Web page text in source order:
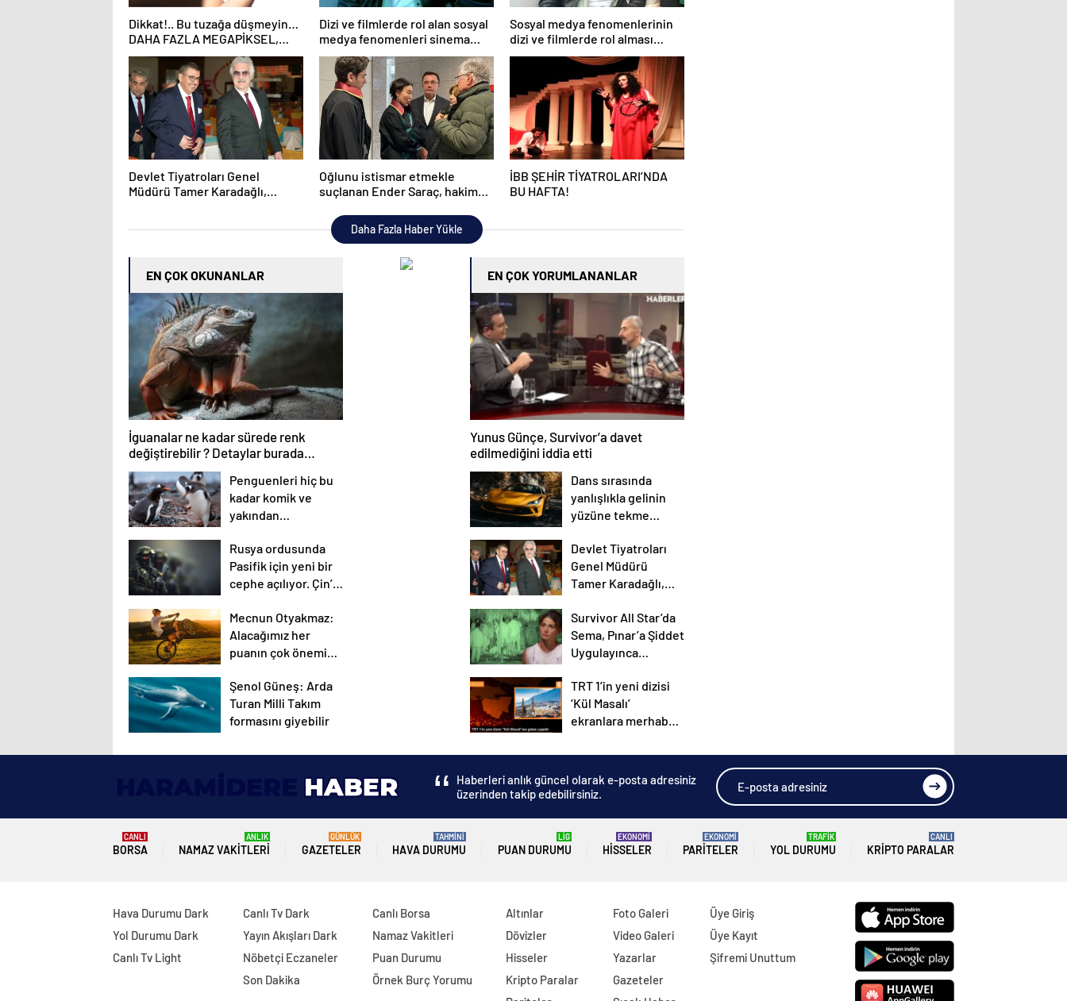
Dikkat!.. Bu tuzağa düşmeyin…
DAHA FAZLA MEGAPİKSEL,
DAHA İYİ GÖRÜNTÜ MÜ
DEMEK?..
Dizi ve filmlerde rol alan sosyal
medya fenomenleri sinema
sektöründe kaliteyi düşürüyor
Sosyal medya fenomenlerinin
dizi ve filmlerde rol alması
tartışmalara neden oluyor
Devlet Tiyatroları Genel
Müdürü Tamer Karadağlı,
Oğlunu istismar etmekle
suçlanan Ender Saraç, hakim
boğuldu
İBB ŞEHİR TİYATROLARI’NDA
BU HAFTA!
Daha Fazla Haber Yükle
EN ÇOK OKUNANLAR
İguanalar ne kadar sürede renk
değiştirebilir ? Detaylar burada…
Penguenleri hiç bu
kadar komik ve
yakından
Rusya ordusunda
Pasifik için yeni bir
cephe açılıyor. Çin’in
Mecnun Otyakmaz:
Alacağımız her
puanın çok önemi
Şenol Güneş: Arda
Turan Milli Takım
formasını giyebilir
EN ÇOK YORUMLANANLAR
Yunus Günçe, Survivor’a davet
edilmediğini iddia etti
Dans sırasında
yanlışlıkla gelinin
yüzüne tekme
mahvetti
Devlet Tiyatroları
Genel Müdürü
Tamer Karadağlı,
oldu
Survivor All Star’da
Sema, Pınar’a Şiddet
Uygulayınca
TRT 1’in yeni dizisi
‘Kül Masalı’
ekranlara merhaba
Haberleri anlık güncel olarak e-posta adresiniz
üzerinden takip edebilirsiniz.
BORSA
CANLI
NAMAZ VAKITLERI
ANLIK
GAZETELER
GÜNLÜK
HAVA DURUMU
TAHMİNİ
PUAN DURUMU
LİG
HISSELER
EKONOMİ
PARITELER
EKONOMİ
YOL DURUMU
TRAFİK
KRIPTO PARALAR
CANLI
Hava Durumu Dark
Yol Durumu Dark
Canlı Tv Light
Canlı Tv Dark
Yayın Akışları Dark
Nöbetçi Eczaneler
Son Dakika
Canlı Borsa
Namaz Vakitleri
Puan Durumu
Örnek Burç Yorumu
Altınlar
Dövizler
Hisseler
Kripto Paralar
Foto Galeri
Video Galeri
Yazarlar
Gazeteler
Üye Giriş
Üye Kayıt
Şifremi Unuttum